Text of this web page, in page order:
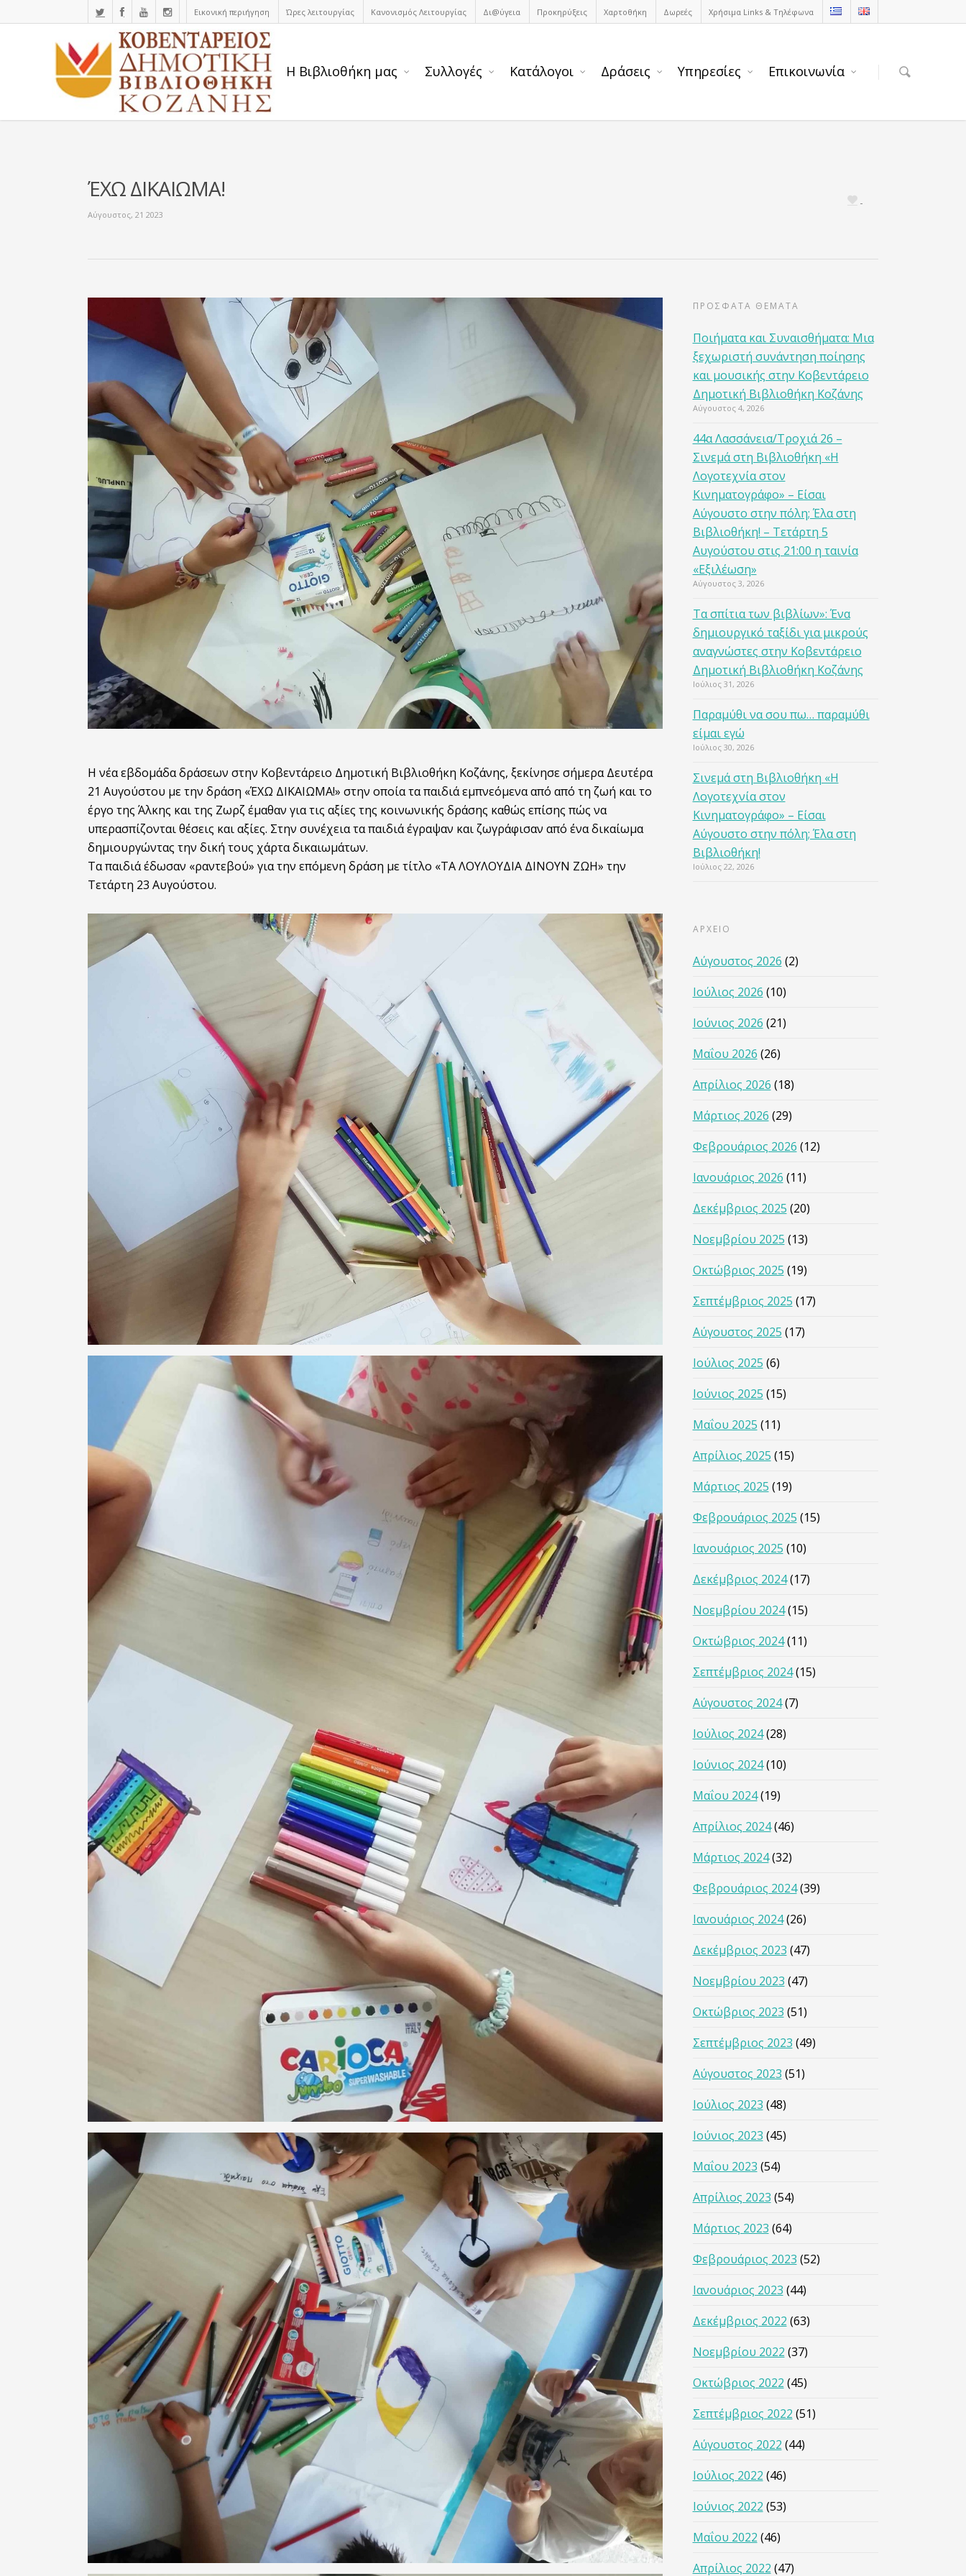
Εικονική περιήγηση Ώρες λειτουργίας Κανονισμός Λειτουργίας Δι@ύγεια Προκηρύξεις Χαρτοθήκη Δωρεές Χρήσιμα Links & Τηλέφωνα
Η Βιβλιοθήκη μας Συλλογές Κατάλογοι Δράσεις Υπηρεσίες Επικοινωνία
ΈΧΩ ΔΙΚΑΙΩΜΑ!
Αύγουστος, 21 2023
Η νέα εβδομάδα δράσεων στην Κοβεντάρειο Δημοτική Βιβλιοθήκη Κοζάνης, ξεκίνησε σήμερα Δευτέρα
21 Αυγούστου με την δράση «ΈΧΩ ΔΙΚΑΙΩΜΑ!» στην οποία τα παιδιά εμπνεόμενα από από τη ζωή και το
έργο της Άλκης και της Ζωρζ έμαθαν για τις αξίες της κοινωνικής δράσης καθώς επίσης πώς να
υπερασπίζονται θέσεις και αξίες. Στην συνέχεια τα παιδιά έγραψαν και ζωγράφισαν από ένα δικαίωμα
δημιουργώντας την δική τους χάρτα δικαιωμάτων.
Τα παιδιά έδωσαν «ραντεβού» για την επόμενη δράση με τίτλο «ΤΑ ΛΟΥΛΟΥΔΙΑ ΔΙΝΟΥΝ ΖΩΗ» την
Τετάρτη 23 Αυγούστου.
ΠΡΟΣΦΑΤΑ ΘΕΜΑΤΑ
Ποιήματα και Συναισθήματα: Μια
ξεχωριστή συνάντηση ποίησης
και μουσικής στην Κοβεντάρειο
Δημοτική Βιβλιοθήκη Κοζάνης
Αύγουστος 4, 2026
44α Λασσάνεια/Τροχιά 26 –
Σινεμά στη Βιβλιοθήκη «Η
Λογοτεχνία στον
Κινηματογράφο» – Είσαι
Αύγουστο στην πόλη; Έλα στη
Βιβλιοθήκη! – Τετάρτη 5
Αυγούστου στις 21:00 η ταινία
«Εξιλέωση»
Αύγουστος 3, 2026
Τα σπίτια των βιβλίων»: Ένα
δημιουργικό ταξίδι για μικρούς
αναγνώστες στην Κοβεντάρειο
Δημοτική Βιβλιοθήκη Κοζάνης
Ιούλιος 31, 2026
Παραμύθι να σου πω… παραμύθι
είμαι εγώ
Ιούλιος 30, 2026
Σινεμά στη Βιβλιοθήκη «Η
Λογοτεχνία στον
Κινηματογράφο» – Είσαι
Αύγουστο στην πόλη; Έλα στη
Βιβλιοθήκη!
Ιούλιος 22, 2026
ΑΡΧΕΙΟ
Αύγουστος 2026 (2)
Ιούλιος 2026 (10)
Ιούνιος 2026 (21)
Μαΐου 2026 (26)
Απρίλιος 2026 (18)
Μάρτιος 2026 (29)
Φεβρουάριος 2026 (12)
Ιανουάριος 2026 (11)
Δεκέμβριος 2025 (20)
Νοεμβρίου 2025 (13)
Οκτώβριος 2025 (19)
Σεπτέμβριος 2025 (17)
Αύγουστος 2025 (17)
Ιούλιος 2025 (6)
Ιούνιος 2025 (15)
Μαΐου 2025 (11)
Απρίλιος 2025 (15)
Μάρτιος 2025 (19)
Φεβρουάριος 2025 (15)
Ιανουάριος 2025 (10)
Δεκέμβριος 2024(17)
Νοεμβρίου 2024(15)
Οκτώβριος 2024(11)
Σεπτέμβριος 2024(15)
Αύγουστος 2024(7)
Ιούλιος 2024(28)
Ιούνιος 2024(10)
Μαΐου 2024(19)
Απρίλιος 2024(46)
Μάρτιος 2024(32)
Φεβρουάριος 2024(39)
Ιανουάριος 2024(26)
Δεκέμβριος 2023 (47)
Νοεμβρίου 2023 (47)
Οκτώβριος 2023 (51)
Σεπτέμβριος 2023 (49)
Αύγουστος 2023 (51)
Ιούλιος 2023 (48)
Ιούνιος 2023 (45)
Μαΐου 2023 (54)
Απρίλιος 2023 (54)
Μάρτιος 2023 (64)
Φεβρουάριος 2023 (52)
Ιανουάριος 2023 (44)
Δεκέμβριος 2022 (63)
Νοεμβρίου 2022 (37)
Οκτώβριος 2022 (45)
Σεπτέμβριος 2022 (51)
Αύγουστος 2022 (44)
Ιούλιος 2022 (46)
Ιούνιος 2022 (53)
Μαΐου 2022 (46)
Απρίλιος 2022 (47)